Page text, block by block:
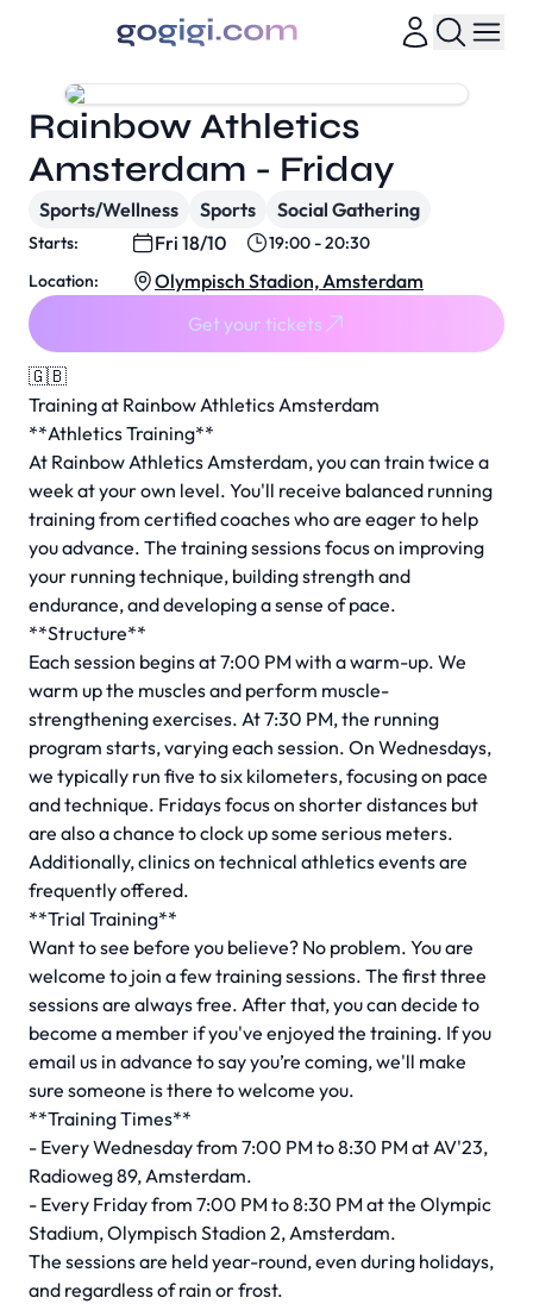
🇬🇧
Training at Rainbow Athletics Amsterdam
**Athletics Training**
At Rainbow Athletics Amsterdam, you can train twice a
week at your own level. You'll receive balanced running
training from certified coaches who are eager to help
you advance. The training sessions focus on improving
your running technique, building strength and
endurance, and developing a sense of pace.
**Structure**
Each session begins at 7:00 PM with a warm-up. We
warm up the muscles and perform muscle-
strengthening exercises. At 7:30 PM, the running
program starts, varying each session. On Wednesdays,
we typically run five to six kilometers, focusing on pace
and technique. Fridays focus on shorter distances but
are also a chance to clock up some serious meters.
Additionally, clinics on technical athletics events are
frequently offered.
**Trial Training**
Want to see before you believe? No problem. You are
welcome to join a few training sessions. The first three
sessions are always free. After that, you can decide to
become a member if you've enjoyed the training. If you
email us in advance to say you’re coming, we'll make
sure someone is there to welcome you.
**Training Times**
- Every Wednesday from 7:00 PM to 8:30 PM at AV'23,
Radioweg 89, Amsterdam.
- Every Friday from 7:00 PM to 8:30 PM at the Olympic
Stadium, Olympisch Stadion 2, Amsterdam.
The sessions are held year-round, even during holidays,
and regardless of rain or frost.
Rainbow Athletics
Amsterdam - Friday
Sports/Wellness Sports Social Gathering
Starts: Fri 18/10
19:00 - 20:30
Location:
Olympisch Stadion, Amsterdam
Get your tickets